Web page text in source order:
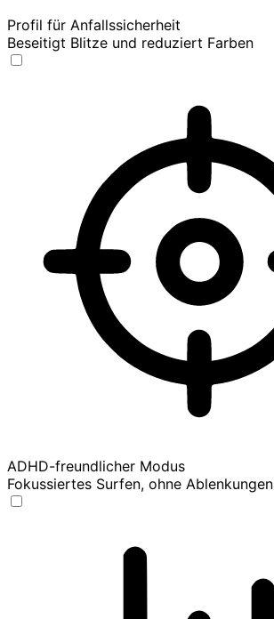
Profil für Anfallssicherheit
Beseitigt Blitze und reduziert Farben
ADHD-freundlicher Modus
Fokussiertes Surfen, ohne Ablenkungen